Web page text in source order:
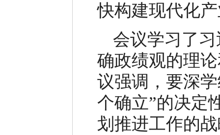
快构建现代化
会议学习了
确政绩观的理
议强调，要深
个确立”的决定
划推进工作的